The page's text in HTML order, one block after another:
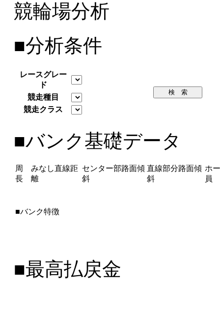
競輪場分析
■分析条件
レースグレー
ド
検 索
競走種目
競走クラス
■バンク基礎データ
周
長
みなし直線距
離
センター部路面傾
斜
直線部分路面傾
斜
ホ
員
■バンク特徴
■最高払戻金